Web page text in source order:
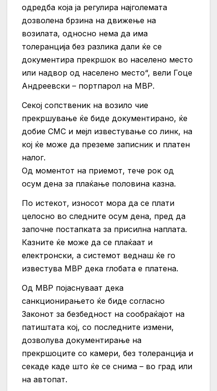
одредба која ја регулира најголемата
дозволена брзина на движење на
возилата, односно нема да има
толеранција без разлика дали ќе се
документира прекршок во населено место
или надвор од населено место“, вели Гоце
Андреевски – портпарол на МВР.
Секој сопственик на возило чие
прекршување ќе биде документирано, ќе
добие СМС и мејл известување со линк, на
кој ќе може да преземе записник и платен
налог.
Од моментот на приемот, тече рок од
осум дена за плаќање половина казна.
По истекот, износот мора да се плати
целосно во следните осум дена, пред да
започне постапката за присилна наплата.
Казните ќе може да се плаќаат и
електронски, а системот веднаш ќе го
известува МВР дека глобата е платена.
Од МВР појаснуваат дека
санкционирањето ќе биде согласно
Законот за безбедност на сообраќајот на
патиштата кој, со последните измени,
дозволува документирање на
прекршоците со камери, без толеранција и
секаде каде што ќе се снима – во град или
на автопат.